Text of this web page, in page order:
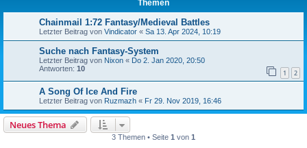
Themen
Chainmail 1:72 Fantasy/Medieval Battles
Letzter Beitrag von Vindicator « Sa 13. Apr 2024, 10:19
Suche nach Fantasy-System
Letzter Beitrag von Nixon « Do 2. Jan 2020, 20:50
Antworten: 10 1 2
A Song Of Ice And Fire
Letzter Beitrag von Ruzmazh « Fr 29. Nov 2019, 16:46
Neues Thema
3 Themen • Seite 1 von 1